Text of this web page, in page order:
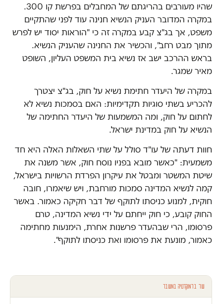
שהיו מעורבים בהריגתם של המחבלים בפרשת קו 300.
במקרה המדובר העניק הנשיא חנינה עוד לפני שהתקיים
משפט, אך בג"צ קבע במקרה זה כי "הוראות יסוד יש לפרש
מתוך מבט רחב", והכשיר את החנינה שהעניק הנשיא.
בראש ההרכב ישב אז נשיא בית המשפט העליון, השופט
מאיר שמגר.
במקרה של היעדר חתימת נשיא על חוק, בג"צ יצטרך
להכריע בשתי סוגיות תקדימיות: האם בסמכות נשיא לא
לחתום על חוק, ומה המשמעות של היעדר החתימה של
הנשיא על חוק במדינת ישראל.
חוות דעתה של עו"ד סולל על שתי השאלות האלה היא חד
משמעית: "כאשר מובא בפניו נוסח חוק, אשר משנה את
שיטת המשטר ומבטל את עיקרון הפרדת הרשויות בישראל,
קמה לנשיא המדינה סמכות מורחבת, ויש שיאמרו, חובה
חוקית, למנוע כניסתו לתוקף של דבר חקיקה כאמור. באשר
החוק קובע, כי חוק ייחתם על ידי נשיא המדינה, טרם
פרסומו, הרי שבהעדר פרשנות אחרת, הימנעות מחתימה
כאמור, מונעת את פרסומו ואת כניסתו לתוקף".
עוד בדמוקרטיה במשבר